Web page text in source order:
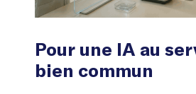
Pour une IA au
bien commun